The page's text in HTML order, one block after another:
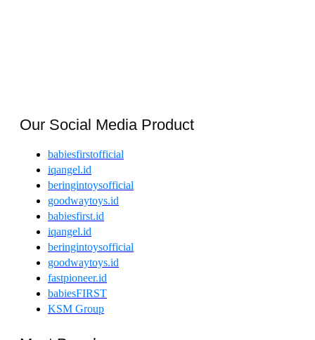
Our Social Media Product
babiesfirstofficial
iqangel.id
beringintoysofficial
goodwaytoys.id
babiesfirst.id
iqangel.id
beringintoysofficial
goodwaytoys.id
fastpioneer.id
babiesFIRST
KSM Group